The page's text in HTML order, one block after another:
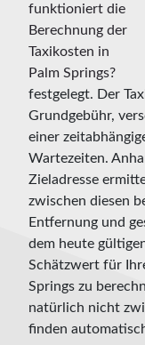
festgelegt. Der
Grundgebühr,
einer
Wartezeiten.
Zieladresse
zwischen diesen
Entfernung und
dem heute
Schätzwert für
Springs zu
natürlich nicht
finden